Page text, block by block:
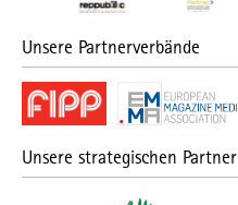
Unsere Partnerverbände
Unsere strategischen Partner